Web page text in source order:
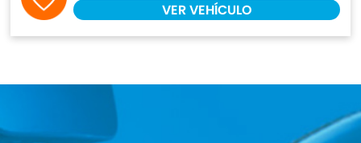
VER VEHÍCULO